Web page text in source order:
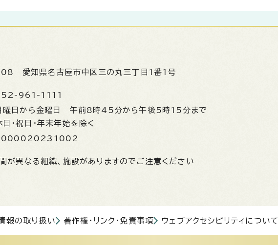
愛知県名古屋市中区三の丸三丁目1番1号
961-1111
曜日から金曜日 午前8時45分から午後5時15分まで
日・祝日・年末年始を除く
が異なる組織、施設がありますのでご注意ください
報の取り扱い 著作権・リンク・免責事項 ウェブアクセシビリティについて